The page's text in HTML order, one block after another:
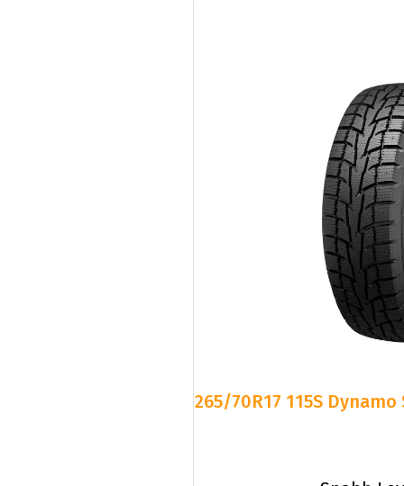
265/70R17 115S